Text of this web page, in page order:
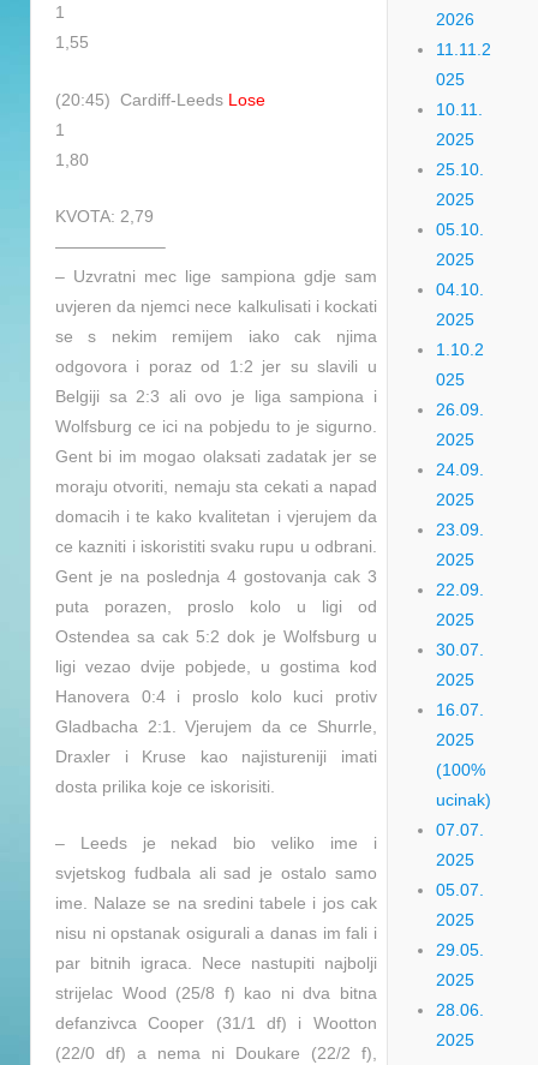
1
1,55
(20:45) Cardiff-Leeds Lose
1
1,80
KVOTA: 2,79
——————–
– Uzvratni mec lige sampiona gdje sam
uvjeren da njemci nece kalkulisati i kockati
se s nekim remijem iako cak njima
odgovora i poraz od 1:2 jer su slavili u
Belgiji sa 2:3 ali ovo je liga sampiona i
Wolfsburg ce ici na pobjedu to je sigurno.
Gent bi im mogao olaksati zadatak jer se
moraju otvoriti, nemaju sta cekati a napad
domacih i te kako kvalitetan i vjerujem da
ce kazniti i iskoristiti svaku rupu u odbrani.
Gent je na poslednja 4 gostovanja cak 3
puta porazen, proslo kolo u ligi od
Ostendea sa cak 5:2 dok je Wolfsburg u
ligi vezao dvije pobjede, u gostima kod
Hanovera 0:4 i proslo kolo kuci protiv
Gladbacha 2:1. Vjerujem da ce Shurrle,
Draxler i Kruse kao najistureniji imati
dosta prilika koje ce iskorisiti.
– Leeds je nekad bio veliko ime i
svjetskog fudbala ali sad je ostalo samo
ime. Nalaze se na sredini tabele i jos cak
nisu ni opstanak osigurali a danas im fali i
par bitnih igraca. Nece nastupiti najbolji
strijelac Wood (25/8 f) kao ni dva bitna
defanzivca Cooper (31/1 df) i Wootton
(22/0 df) a nema ni Doukare (22/2 f),
2026
11.11.2
025
10.11.
2025
25.10.
2025
05.10.
2025
04.10.
2025
1.10.2
025
26.09.
2025
24.09.
2025
23.09.
2025
22.09.
2025
30.07.
2025
16.07.
2025
(100%
ucinak)
07.07.
2025
05.07.
2025
29.05.
2025
28.06.
2025